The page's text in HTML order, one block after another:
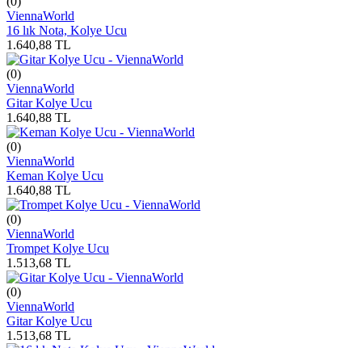
ViennaWorld
16 lık Nota, Kolye Ucu
1.640,88 TL
(0)
ViennaWorld
Gitar Kolye Ucu
1.640,88 TL
(0)
ViennaWorld
Keman Kolye Ucu
1.640,88 TL
(0)
ViennaWorld
Trompet Kolye Ucu
1.513,68 TL
(0)
ViennaWorld
Gitar Kolye Ucu
1.513,68 TL